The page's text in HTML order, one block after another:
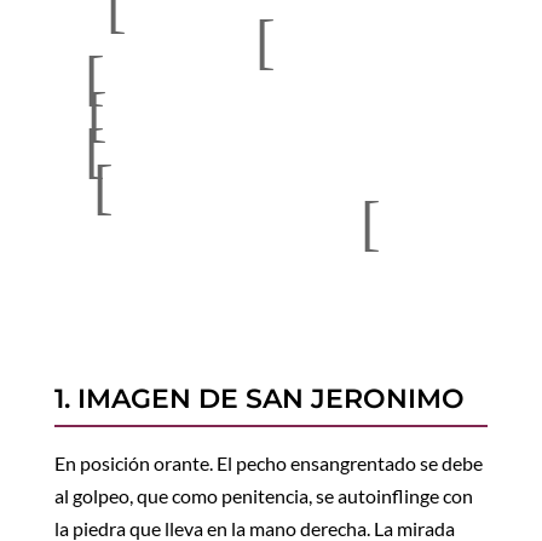
[
[
[
[
[
[
1. IMAGEN DE SAN JERONIMO
En posición orante. El pecho ensangrentado se debe
al golpeo, que como penitencia, se autoinflinge con
la piedra que lleva en la mano derecha. La mirada